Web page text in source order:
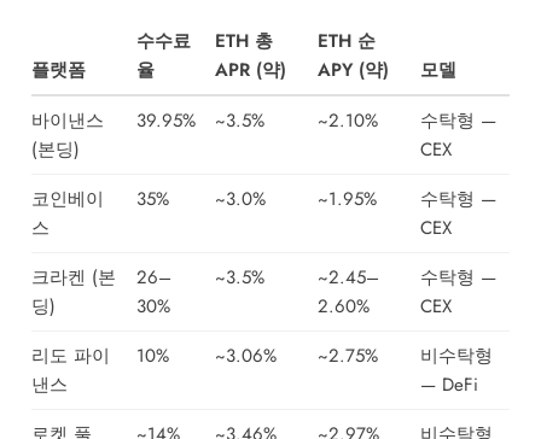
플랫폼
수수료
율
ETH 총
APR (약)
ETH 순
APY (약)
모델
바이낸스
(본딩)
39.95% ~3.5% ~2.10%
수탁형 —
CEX
코인베이
스
35% ~3.0% ~1.95%
수탁형 —
CEX
크라켄 (본
딩)
26–
30%
~3.5%
~2.45–
2.60%
수탁형 —
CEX
리도 파이
낸스
10% ~3.06% ~2.75%
비수탁형
— DeFi